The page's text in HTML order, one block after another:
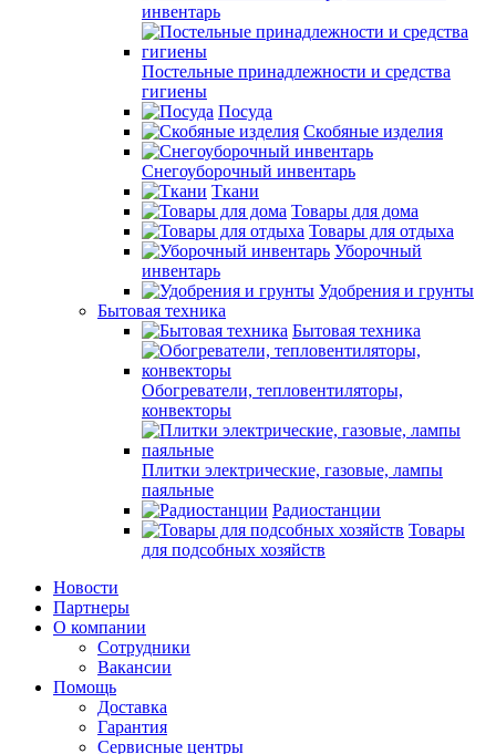
инвентарь
Постельные принадлежности и средства
гигиены
Посуда
Скобяные изделия
Снегоуборочный инвентарь
Ткани
Товары для дома
Товары для отдыха
Уборочный
инвентарь
Удобрения и грунты
Бытовая техника
Бытовая техника
Обогреватели, тепловентиляторы,
конвекторы
Плитки электрические, газовые, лампы
паяльные
Радиостанции
Товары
для подсобных хозяйств
Новости
Партнеры
О компании
Сотрудники
Вакансии
Помощь
Доставка
Гарантия
Сервисные центры